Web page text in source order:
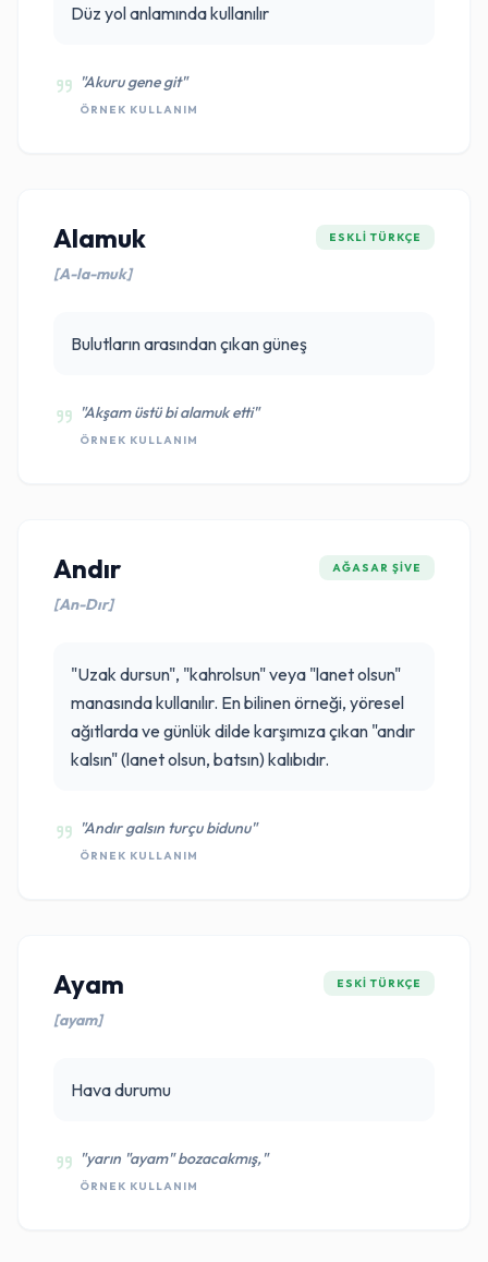
Düz yol anlamında kullanılır
"Akuru gene git"
ÖRNEK KULLANIM
Alamuk
[A-la-muk]
ESKLI TÜRKÇE
Bulutların arasından çıkan güneş
"Akşam üstü bi alamuk etti"
ÖRNEK KULLANIM
Andır
[An-Dır]
AĞASAR ŞIVE
"Uzak dursun", "kahrolsun" veya "lanet olsun"
manasında kullanılır. En bilinen örneği, yöresel
ağıtlarda ve günlük dilde karşımıza çıkan "andır
kalsın" (lanet olsun, batsın) kalıbıdır.
"Andır galsın turçu bidunu"
ÖRNEK KULLANIM
Ayam
[ayam]
ESKI TÜRKÇE
Hava durumu
"yarın "ayam" bozacakmış,"
ÖRNEK KULLANIM